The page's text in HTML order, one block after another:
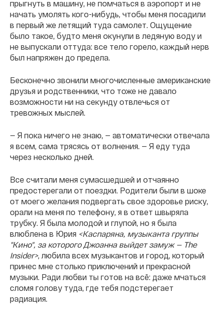
прыгнуть в машину, не помчаться в аэропорт и не
начать умолять кого-нибудь, чтобы меня посадили
в первый же летящий туда самолет. Ощущение
было такое, будто меня окунули в ледяную воду и
не выпускали оттуда: все тело горело, каждый нерв
был напряжен до предела.
Бесконечно звонили многочисленные американские
друзья и родственники, что тоже не давало
возможности ни на секунду отвлечься от
тревожных мыслей.
— Я пока ничего не знаю, — автоматически отвечала
я всем, сама трясясь от волнения. — Я еду туда
через несколько дней.
Все считали меня сумасшедшей и отчаянно
предостерегали от поездки. Родители были в шоке
от моего желания подвергать свое здоровье риску,
орали на меня по телефону, я в ответ швыряла
трубку. Я была молодой и глупой, но я была
влюблена в Юрия <Каспаряна, музыканта группы
"Кино", за которого Джоанна выйдет замуж — The
Insider>, любила всех музыкантов и город, который
принес мне столько приключений и прекрасной
музыки. Ради любви ты готов на всё: даже мчаться
сломя голову туда, где тебя подстерегает
радиация.